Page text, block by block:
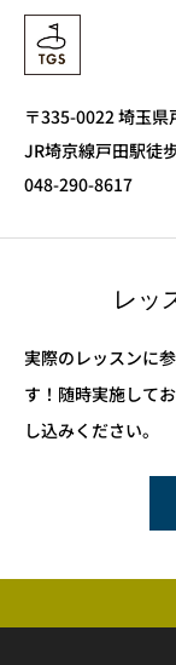
〒335-0022 埼玉
JR埼京線戸田駅徒
048-290-8617
レッ
実際のレッスンに
す！随時実施して
し込みください。